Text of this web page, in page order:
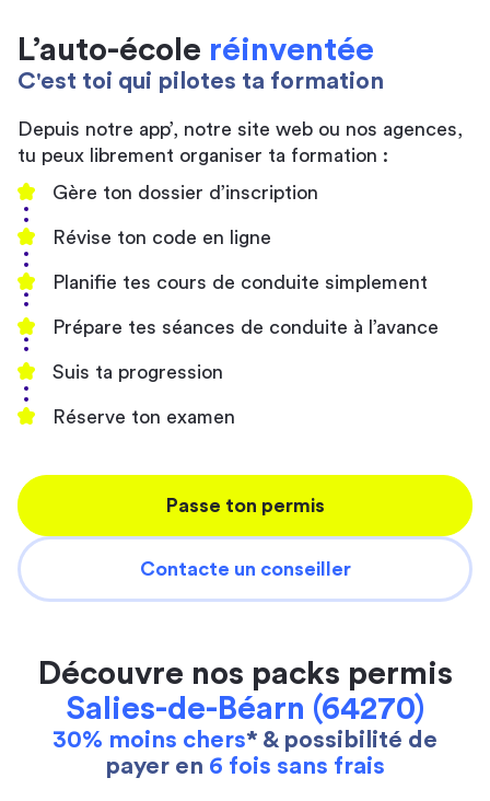
L’auto-école réinventée
C'est toi qui pilotes ta formation
Depuis notre app’, notre site web ou nos agences,
tu peux librement organiser ta formation :
Gère ton dossier d’inscription
Révise ton code en ligne
Planifie tes cours de conduite simplement
Prépare tes séances de conduite à l’avance
Suis ta progression
Réserve ton examen
Passe ton permis
Contacte un conseiller
Découvre nos packs permis
Salies-de-Béarn (64270)
30% moins chers* & possibilité de
payer en 6 fois sans frais